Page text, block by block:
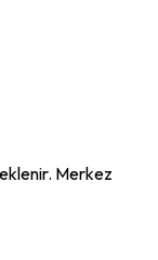
Merkez